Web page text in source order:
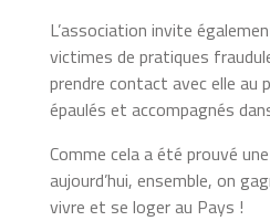
L’association invite
victimes de pratiques
prendre contact avec elle au
épaulés et accompagnés
Comme cela a été prouvé
aujourd’hui, ensemble, on
vivre et se loger au Pays !